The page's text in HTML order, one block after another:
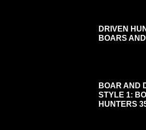
DRIVEN
BOARS
BOAR AND
STYLE 1:
HUNTERS